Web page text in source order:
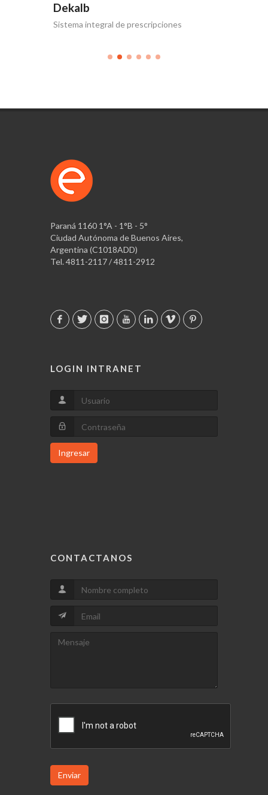
Dekalb
Sistema integral de prescripciones
Paraná 1160 1°A - 1°B - 5°
Ciudad Autónoma de Buenos Aires,
Argentina (C1018ADD)
Tel. 4811-2117 / 4811-2912
LOGIN INTRANET
Ingresar
CONTACTANOS
Enviar